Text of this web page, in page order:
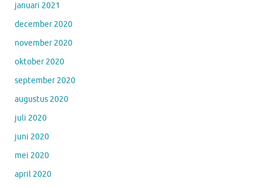
januari 2021
december 2020
november 2020
oktober 2020
september 2020
augustus 2020
juli 2020
juni 2020
mei 2020
april 2020